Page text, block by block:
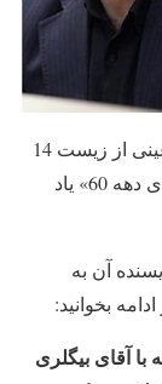
کتاب «تلخی رهایی» روایتی است از یک شاهد عینی از زیست 14
ساله در سازمانی که از آن با عنوان «داعشی‌های دهه 60» یاد
آن به
بخوانید:
آقای بیگلری